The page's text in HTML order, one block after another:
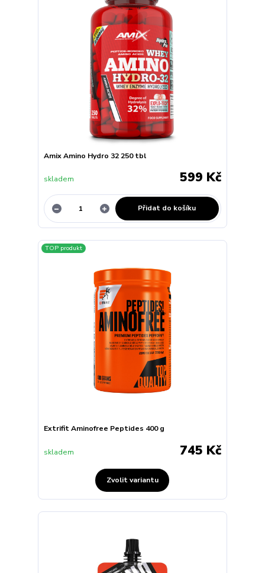
Amix Amino Hydro 32 250 tbl
599 Kč
skladem
Přidat do košíku
TOP produkt
Extrifit Aminofree Peptides 400 g
745 Kč
skladem
Zvolit variantu